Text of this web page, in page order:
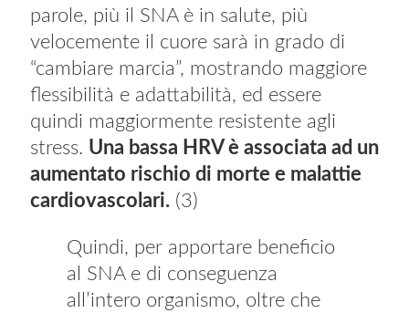
parole, più il SNA è in salute, più
velocemente il cuore sarà in grado di
“cambiare marcia”, mostrando maggiore
flessibilità e adattabilità, ed essere
quindi maggiormente resistente agli
stress. Una bassa HRV è associata ad un
aumentato rischio di morte e malattie
cardiovascolari. (3)
Quindi, per apportare beneficio
al SNA e di conseguenza
all’intero organismo, oltre che